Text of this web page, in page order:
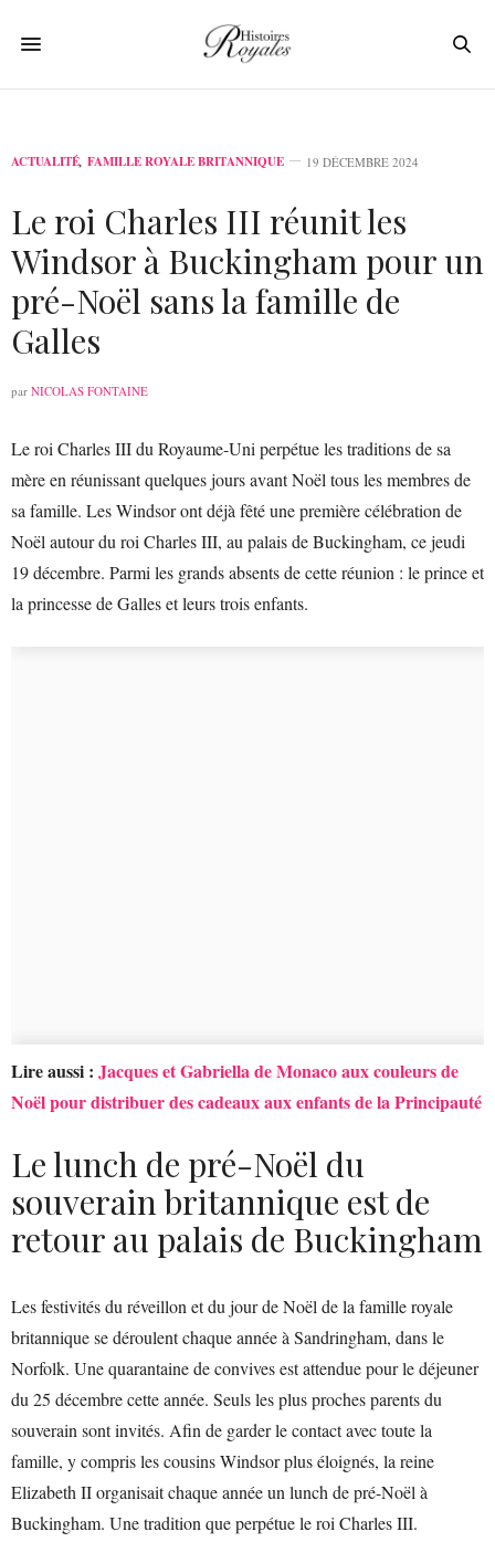
ACTUALITÉ, FAMILLE ROYALE BRITANNIQUE 19 DÉCEMBRE 2024
Le roi Charles III réunit les
Windsor à Buckingham pour un
pré-Noël sans la famille de
Galles
par NICOLAS FONTAINE
Le roi Charles III du Royaume-Uni perpétue les traditions de sa
mère en réunissant quelques jours avant Noël tous les membres de
sa famille. Les Windsor ont déjà fêté une première célébration de
Noël autour du roi Charles III, au palais de Buckingham, ce jeudi
19 décembre. Parmi les grands absents de cette réunion : le prince et
la princesse de Galles et leurs trois enfants.
Lire aussi : Jacques et Gabriella de Monaco aux couleurs de
Noël pour distribuer des cadeaux aux enfants de la Principauté
Le lunch de pré-Noël du
souverain britannique est de
retour au palais de Buckingham
Les festivités du réveillon et du jour de Noël de la famille royale
britannique se déroulent chaque année à Sandringham, dans le
Norfolk. Une quarantaine de convives est attendue pour le déjeuner
du 25 décembre cette année. Seuls les plus proches parents du
souverain sont invités. Afin de garder le contact avec toute la
famille, y compris les cousins Windsor plus éloignés, la reine
Elizabeth II organisait chaque année un lunch de pré-Noël à
Buckingham. Une tradition que perpétue le roi Charles III.